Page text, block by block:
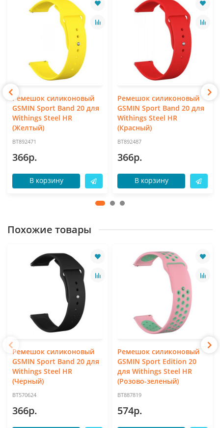
Ремешок силиконовый
GSMIN Sport Band 20 для
Withings Steel HR
(Желтый)
BT892471
366р.
В корзину
Ремешок силиконовый
GSMIN Sport Band 20 для
Withings Steel HR
(Красный)
BT892487
366р.
В корзину
Похожие товары
Ремешок силиконовый
GSMIN Sport Band 20 для
Withings Steel HR
(Черный)
BT570624
366р.
Ремешок силиконовый
GSMIN Sport Edition 20
для Withings Steel HR
(Розово-зеленый)
BT887819
574р.